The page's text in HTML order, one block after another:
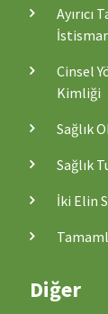
Ayırıcı
Cinsel
Kimliği
Sağlık
Sağlık
İki Elin
Diğer